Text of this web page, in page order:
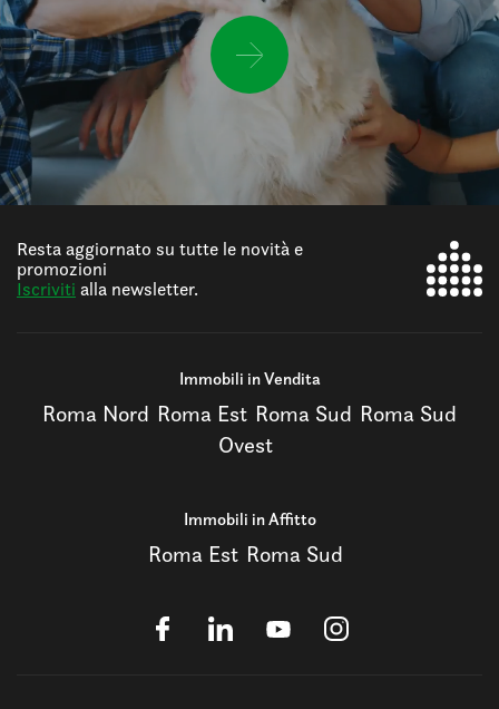
Resta aggiornato su tutte le novità e
promozioni
Iscriviti alla newsletter.
Immobili in Vendita
Roma Nord Roma Est Roma Sud Roma Sud
Ovest
Immobili in Affitto
Roma Est Roma Sud